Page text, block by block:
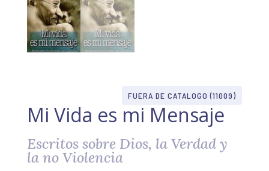
FUERA DE CATALOGO (11009)
Mi Vida es mi Mensaje
Escritos sobre Dios, la Verdad y
la no Violencia